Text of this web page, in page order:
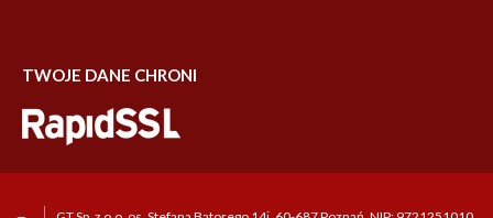
TWOJE DANE CHRONI